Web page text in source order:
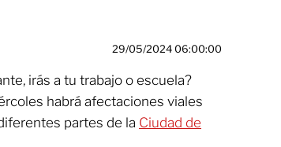
29/05/2024 06:00:00
irás a tu trabajo o escuela?
habrá afectaciones viales
partes de la Ciudad de